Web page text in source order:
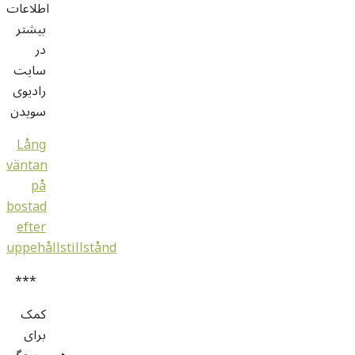
اطلاعات
بیشتر
در
سایت
رادیوی
سویدن
Lång
väntan
på
bostad
efter
uppehållstillstånd
***
کمک
برای